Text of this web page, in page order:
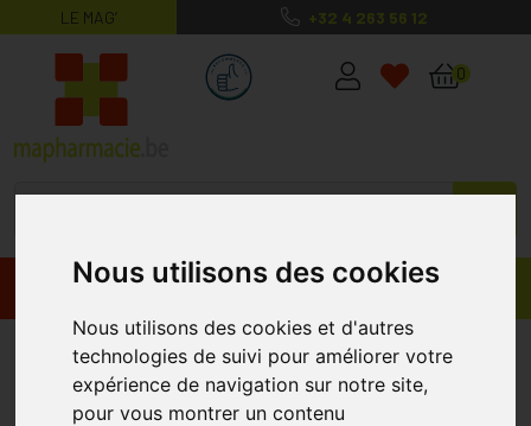
Nous utilisons des cookies
Nous utilisons des cookies et d'autres
technologies de suivi pour améliorer votre
expérience de navigation sur notre site,
pour vous montrer un contenu
LE MAG’ +32 4 263 56 12
MaPharmacie.be ma santé, mes
0
Promos Produits
Botalux 70 Bas Jarret Adulte-p
Chair N6